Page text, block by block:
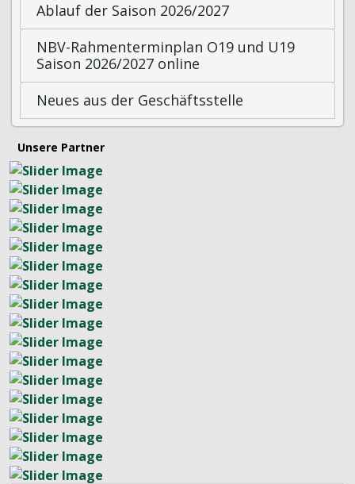
Ablauf der Saison 2026/2027
NBV-Rahmenterminplan O19 und U19
Saison 2026/2027 online
Neues aus der Geschäftsstelle
Unsere Partner